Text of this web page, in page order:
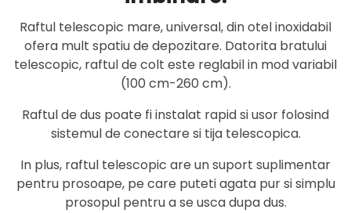
Raftul telescopic mare, universal, din otel inoxidabil
ofera mult spatiu de depozitare. Datorita bratului
telescopic, raftul de colt este reglabil in mod variabil
(100 cm-260 cm).
Raftul de dus poate fi instalat rapid si usor folosind
sistemul de conectare si tija telescopica.
In plus, raftul telescopic are un suport suplimentar
pentru prosoape, pe care puteti agata pur si simplu
prosopul pentru a se usca dupa dus.